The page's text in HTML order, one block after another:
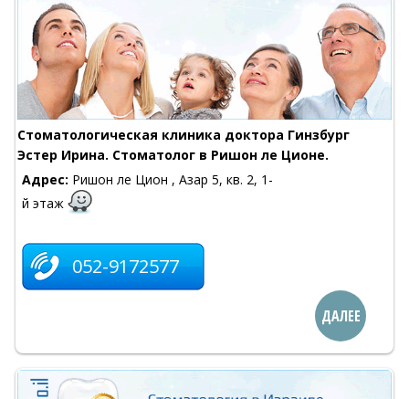
Стоматологическая клиника доктора Гинзбург
Эстер Ирина. Стоматолог в Ришон ле Ционе.
Адрес: Ришон ле Цион , Азар 5, кв. 2, 1-
й этаж
052-9172577
ДАЛЕЕ